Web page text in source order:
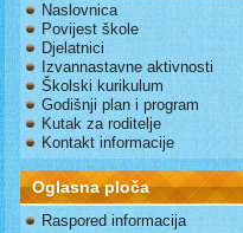
Naslovnica
Povijest škole
Djelatnici
Izvannastavne aktivnosti
Školski kurikulum
Godišnji plan i program
Kutak za roditelje
Kontakt informacije
Oglasna ploča
Raspored informacija